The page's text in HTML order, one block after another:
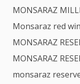
MONSARAZ
Monsaraz red
MONSARAZ
MONSARAZ
monsaraz